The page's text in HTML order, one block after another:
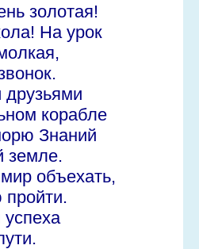
золотая!
На урок
корабле
Знаний
земле.
объехать,